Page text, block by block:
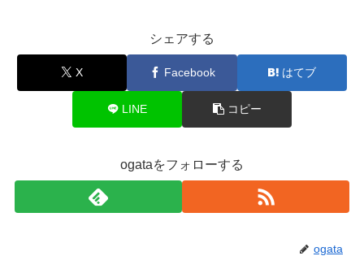
シェアする
X Facebook はてブ
LINE コピー
ogataをフォローする
ogata